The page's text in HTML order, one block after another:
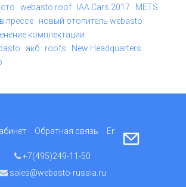
webasto roof IAA Cars 2017
METS
прессе
новый отопитель webasto
комплектации
акб roofs
New Headquarters
Обратная связь English
+7(495)249-11-50
sales@webasto-russia.ru